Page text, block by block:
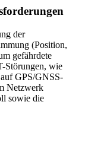
der
(Position,
gefährdete
Störungen, wie
GPS/GNSS-
Netzwerk
sowie die